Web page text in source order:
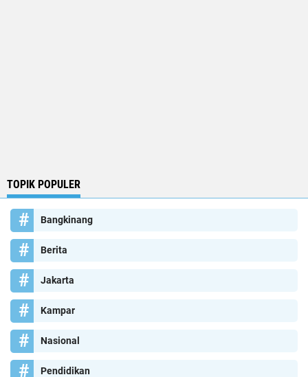
TOPIK POPULER
Bangkinang
Berita
Jakarta
Kampar
Nasional
Pendidikan